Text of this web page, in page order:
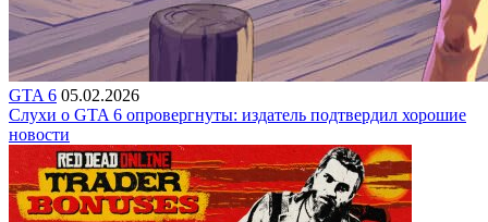
GTA 6 05.02.2026
Слухи о GTA 6 опровергнуты: издатель подтвердил хорошие
новости